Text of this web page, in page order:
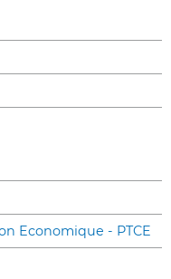
Economique - PTCE